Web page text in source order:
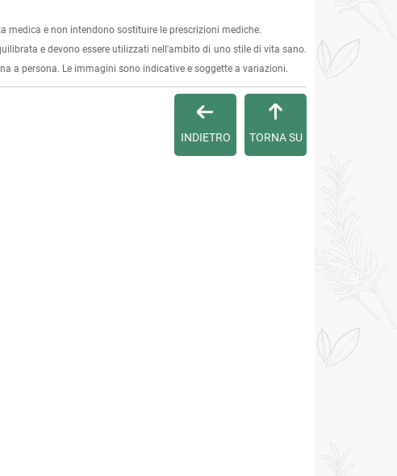
medica e non intendono sostituire le prescrizioni mediche.
e devono essere utilizzati nell'ambito di uno stile di vita sano.
a persona. Le immagini sono indicative e soggette a variazioni.
TORNA SU
INDIETRO